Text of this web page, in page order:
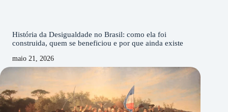
História da Desigualdade no Brasil: como ela foi
construida, quem se beneficiou e por que ainda existe
maio 21, 2026